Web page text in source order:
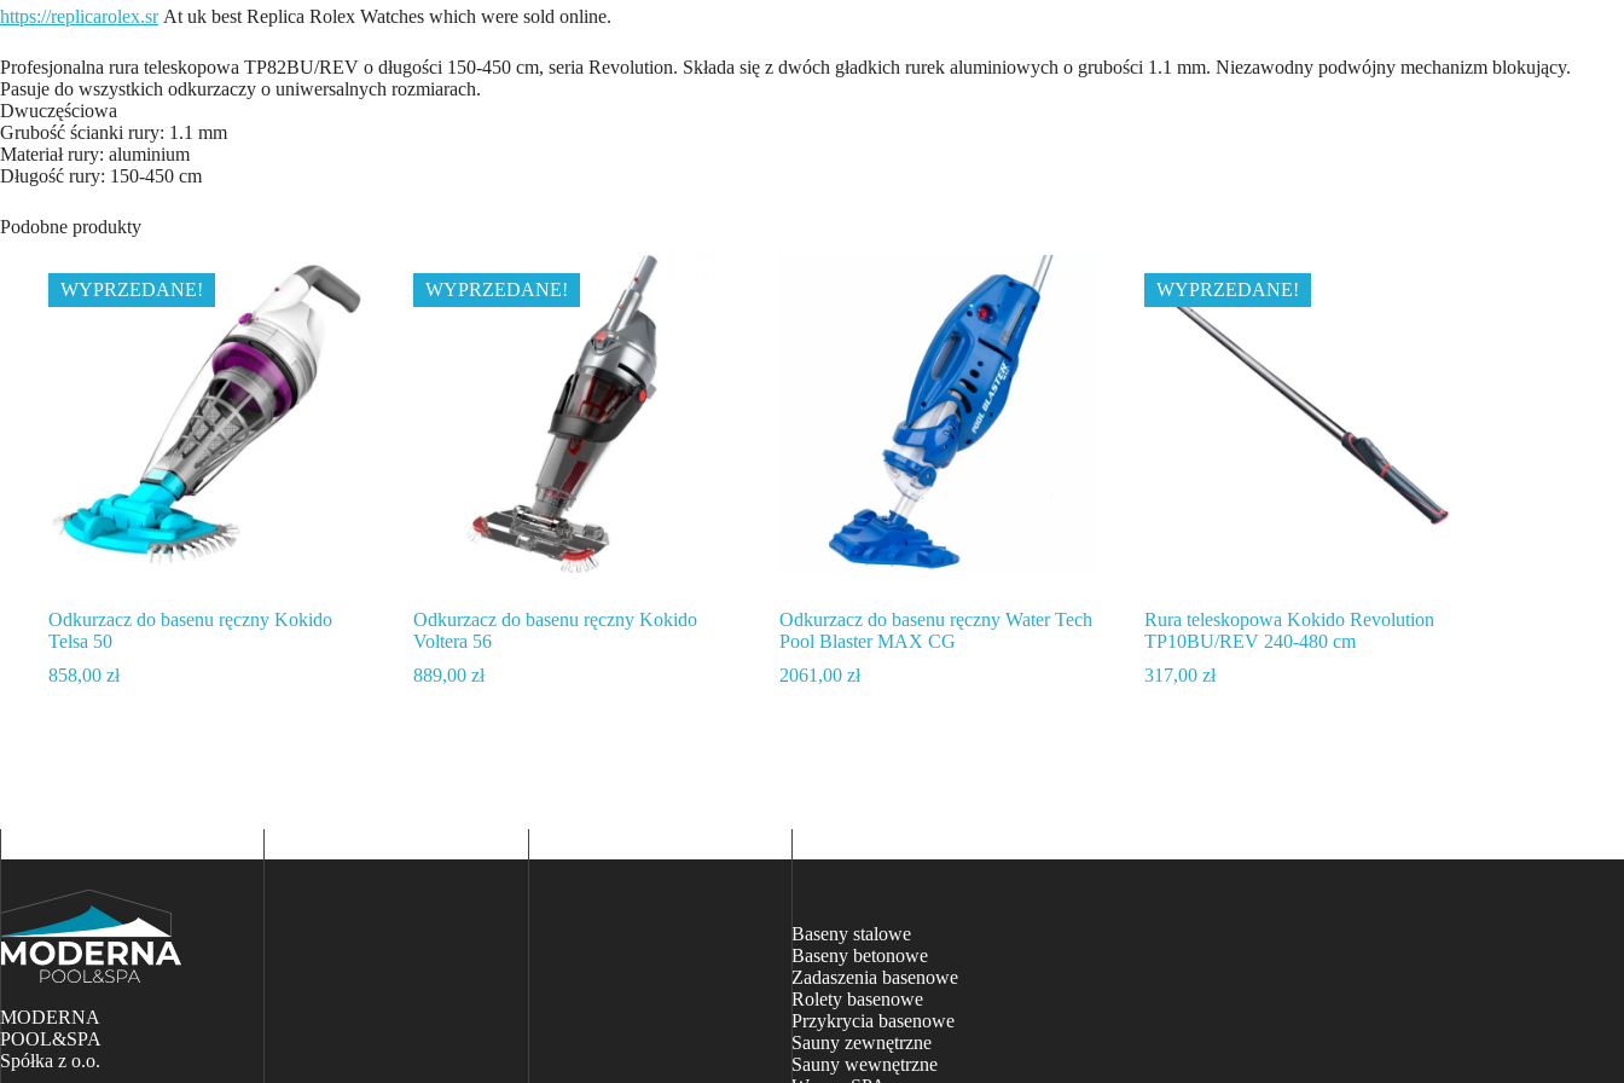
https://replicarolex.srAt uk best Replica Rolex Watches which were sold online.
Profesjonalna rura teleskopowa TP82BU/REV o długości 150-450 cm, seria Revolution. Składa się z dwóch gładkich rurek aluminiowych o grubości 1.1 mm. Niezawodny podwójny mechanizm blokujący.
Pasuje do wszystkich odkurzaczy o uniwersalnych rozmiarach.
Dwuczęściowa
Grubość ścianki rury: 1.1 mm
Materiał rury: aluminium
Długość rury: 150-450 cm
Podobne produkty
WYPRZEDANE!
Odkurzacz do basenu ręczny Kokido
Telsa 50
858,00 zł
WYPRZEDANE!
Odkurzacz do basenu ręczny Kokido
Voltera 56
889,00zł
Odkurzacz do basenu ręczny Water Tech
Pool Blaster MAX CG
2061,00 zł
WYPRZEDANE!
Rura teleskopowa Kokido Revolution
TP10BU/REV 240-480 cm
317,00zł
MODERNA
POOL&SPA
Spółka z o.o.
Baseny stalowe
Baseny betonowe
Zadaszenia basenowe
Rolety basenowe
Przykrycia basenowe
Sauny zewnętrzne
Sauny wewnętrzne